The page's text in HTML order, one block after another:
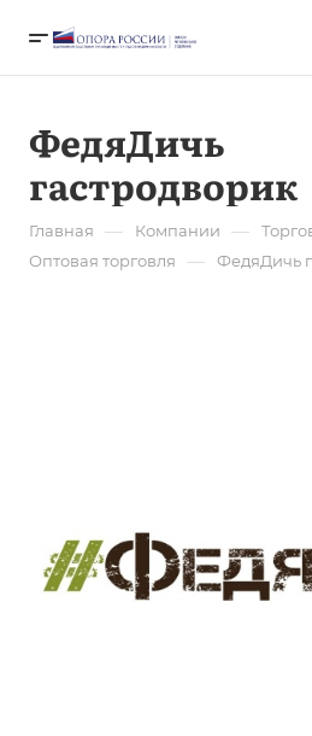
ФедяДичь
гастродворик
Главная — Компании —
Оптовая торговля — ФедяДичь